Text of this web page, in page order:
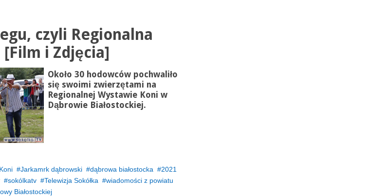
czyli Regionalna
i Zdjęcia]
Około 30 hodowców pochwaliło
się swoimi zwierzętami na
Regionalnej Wystawie Koni w
Dąbrowie Białostockiej.
Jarkamrk dąbrowski dąbrowa białostocka
2021
sokólkatv Telewizja Sokółka
wiadomości z powiatu
Białostockiej